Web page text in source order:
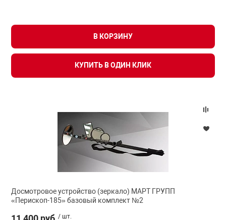
В КОРЗИНУ
КУПИТЬ В ОДИН КЛИК
Досмотровое устройство (зеркало) МАРТ ГРУПП
«Перископ-185» базовый комплект №2
/ шт.